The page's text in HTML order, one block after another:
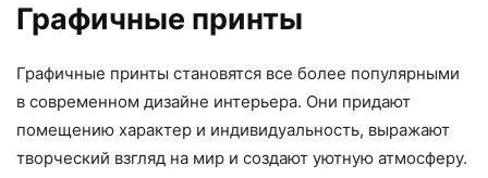
Графичные принты
Графичные принты становятся все более популярными
в современном дизайне интерьера. Они придают
помещению характер и индивидуальность, выражают
творческий взгляд на мир и создают уютную атмосферу.